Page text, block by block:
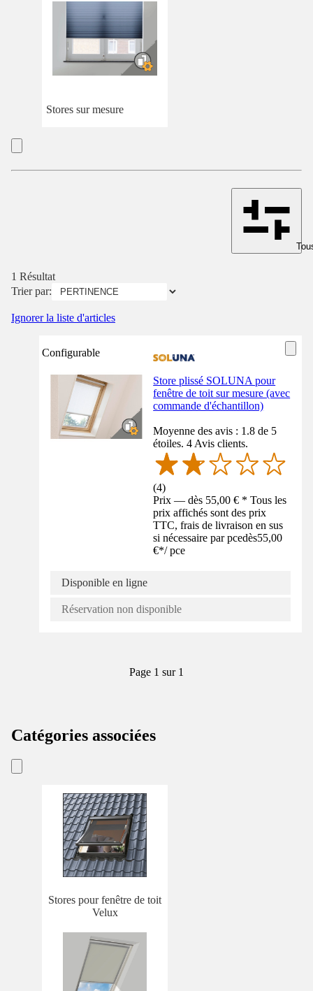
Stores sur mesure
1 Résultat
Trier par:
Ignorer la liste d'articles
Configurable
Store plissé SOLUNA pour
fenêtre de toit sur mesure (avec
commande d'échantillon)
Moyenne des avis : 1.8 de 5
étoiles. 4 Avis clients.
(4)
Prix — dès 55,00 € * Tous les
prix affichés sont des prix
TTC, frais de livraison en sus
si nécessaire par pcedès55,00
€*/ pce
Disponible en ligne
Réservation non disponible
Page 1 sur 1
Catégories associées
Stores pour fenêtre de toit
Velux